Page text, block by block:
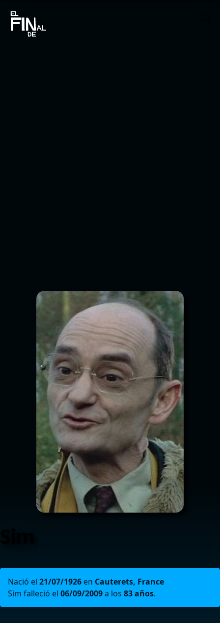
Nació el 21/07/1926 en Cauterets, France
Sim falleció el 06/09/2009a los 83 años.